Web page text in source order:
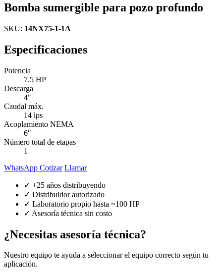
Bomba sumergible para pozo profundo
SKU: 14NX75-1-1A
Especificaciones
Potencia
7.5 HP
Descarga
4"
Caudal máx.
14 lps
Acoplamiento NEMA
6"
Número total de etapas
1
WhatsApp Cotizar Llamar
✓ +25 años distribuyendo
✓ Distribuidor autorizado
✓ Laboratorio propio hasta ~100 HP
✓ Asesoría técnica sin costo
¿Necesitas asesoría técnica?
Nuestro equipo te ayuda a seleccionar el equipo correcto según tu
aplicación.